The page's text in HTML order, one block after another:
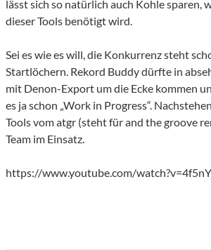
lässt sich so natürlich auch Kohle sparen,
dieser Tools benötigt wird.
Sei es wie es will, die Konkurrenz steht
Startlöchern. Rekord Buddy dürfte in
mit Denon-Export um die Ecke kommen
es ja schon „Work in Progress“.
Tools vom atgr (steht für and the groove
Team im Einsatz.
https://www.youtube.com/